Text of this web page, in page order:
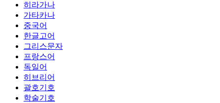
히라가나
가타카나
중국어
한글고어
그리스문자
프랑스어
독일어
히브리어
괄호기호
학술기호